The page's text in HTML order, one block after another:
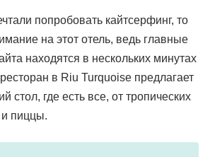
попробовать кайтсерфинг, то
на этот отель, ведь главные
находятся в нескольких минутах
в Riu Turquoise предлагает
стол, где есть все, от тропических
пиццы.